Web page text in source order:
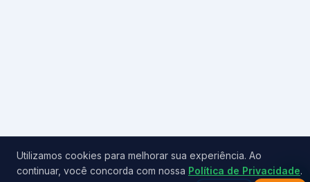
Utilizamos cookies para melhorar sua experiência. Ao
continuar, você concorda com nossa Política de Privacidade.